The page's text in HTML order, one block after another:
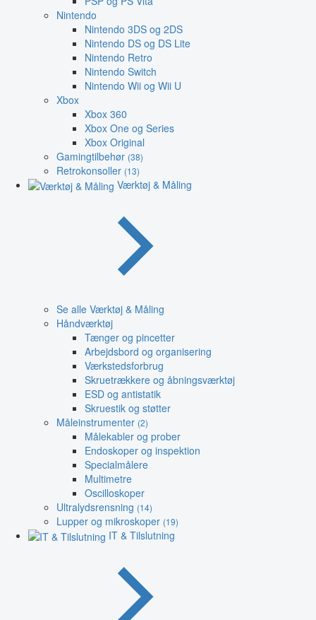
Nintendo
Nintendo 3DS og 2DS
Nintendo DS og DS Lite
Nintendo Retro
Nintendo Switch
Nintendo Wii og Wii U
Xbox
Xbox 360
Xbox One og Series
Xbox Original
Gamingtilbehør (38)
Retrokonsoller (13)
Værktøj & Måling
Se alle Værktøj & Måling
Håndværktøj
Tænger og pincetter
Arbejdsbord og organisering
Værkstedsforbrug
Skruetrækkere og åbningsværktøj
ESD og antistatik
Skruestik og støtter
Måleinstrumenter (2)
Målekabler og prober
Endoskoper og inspektion
Specialmålere
Multimetre
Oscilloskoper
Ultralydsrensning (14)
Lupper og mikroskoper (19)
IT & Tilslutning